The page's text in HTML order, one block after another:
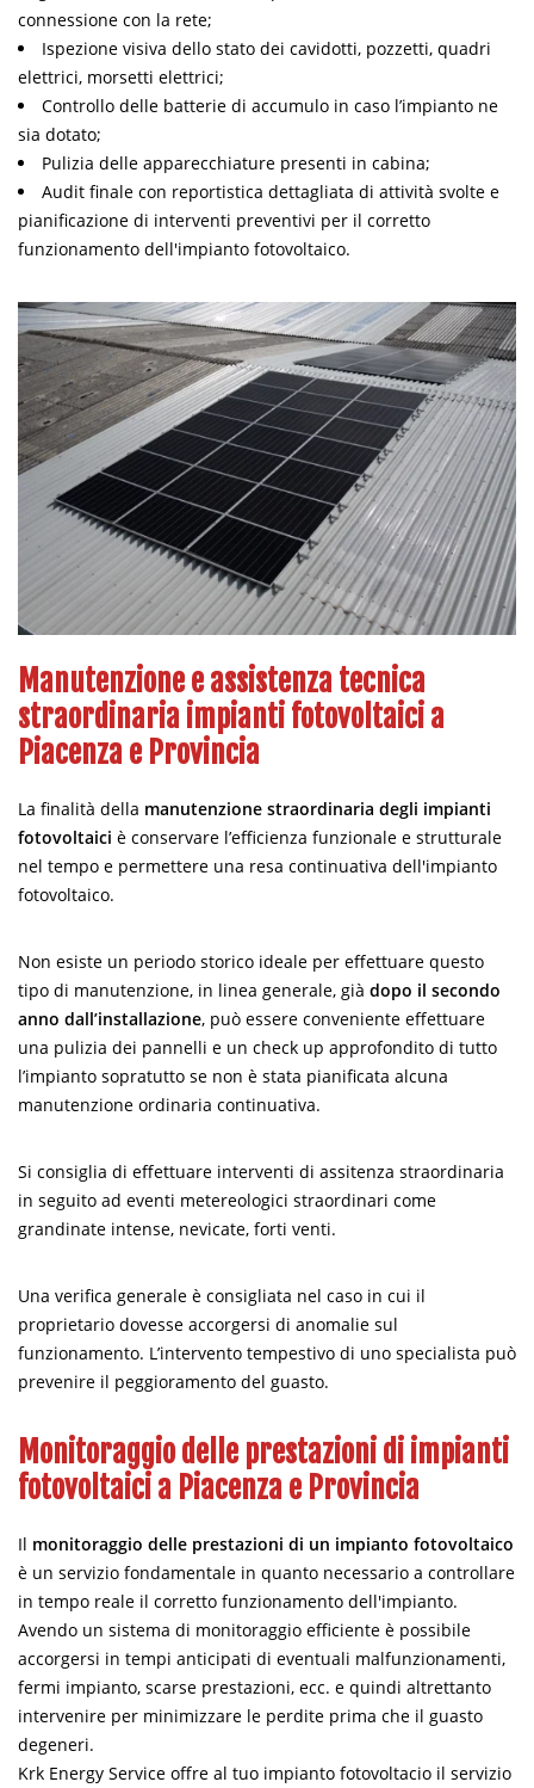
connessione con la rete;
Ispezione visiva dello stato dei cavidotti, pozzetti, quadri
elettrici, morsetti elettrici;
Controllo delle batterie di accumulo in caso l’impianto ne
sia dotato;
Pulizia delle apparecchiature presenti in cabina;
Audit finale con reportistica dettagliata di attività svolte e
pianificazione di interventi preventivi per il corretto
funzionamento dell'impianto fotovoltaico.
Manutenzione e assistenza tecnica
straordinaria impianti fotovoltaici a
Piacenza e Provincia
La finalità della manutenzione straordinaria degli impianti
fotovoltaici è conservare l’efficienza funzionale e strutturale
nel tempo e permettere una resa continuativa dell'impianto
fotovoltaico.
Non esiste un periodo storico ideale per effettuare questo
tipo di manutenzione, in linea generale, già dopo il secondo
anno dall’installazione, può essere conveniente effettuare
una pulizia dei pannelli e un check up approfondito di tutto
l’impianto sopratutto se non è stata pianificata alcuna
manutenzione ordinaria continuativa.
Si consiglia di effettuare interventi di assitenza straordinaria
in seguito ad eventi metereologici straordinari come
grandinate intense, nevicate, forti venti.
Una verifica generale è consigliata nel caso in cui il
proprietario dovesse accorgersi di anomalie sul
funzionamento. L’intervento tempestivo di uno specialista può
prevenire il peggioramento del guasto.
Monitoraggio delle prestazioni di impianti
fotovoltaici a Piacenza e Provincia
Il monitoraggio delle prestazioni di un impianto fotovoltaico
è un servizio fondamentale in quanto necessario a controllare
in tempo reale il corretto funzionamento dell'impianto.
Avendo un sistema di monitoraggio efficiente è possibile
accorgersi in tempi anticipati di eventuali malfunzionamenti,
fermi impianto, scarse prestazioni, ecc. e quindi altrettanto
intervenire per minimizzare le perdite prima che il guasto
degeneri.
Krk Energy Service offre al tuo impianto fotovoltacio il servizio